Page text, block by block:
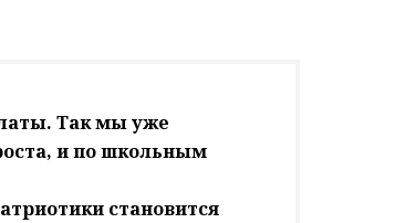
Так мы уже
и по школьным
становится